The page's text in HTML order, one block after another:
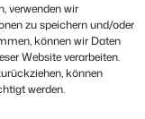
verwenden wir
zu speichern und/oder
können wir Daten
Website verarbeiten.
können
werden.
Alle Rechte